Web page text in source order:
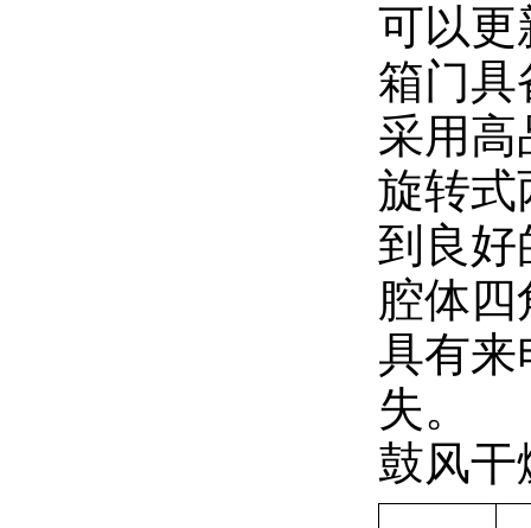
可以更
箱门具
采用高
旋转式
到良好
腔体
具有来
失。
鼓风干